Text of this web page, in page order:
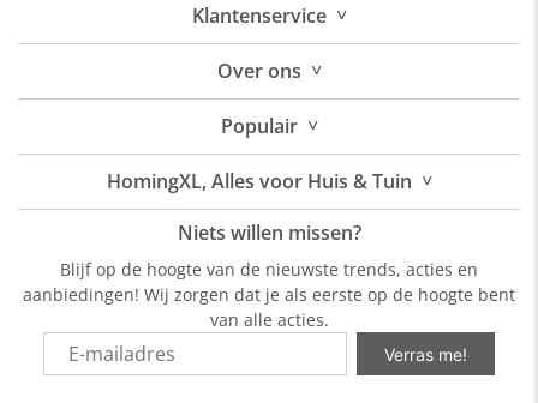
Klantenservice ˅
Overons ˅
Populair ˅
HomingXL, Alles voor Huis & Tuin ˅
Niets willen missen?
Blijf op de hoogte van de nieuwste trends, acties en
aanbiedingen! Wij zorgen dat je als eerste op de hoogte bent
van alle acties.
Verras me!